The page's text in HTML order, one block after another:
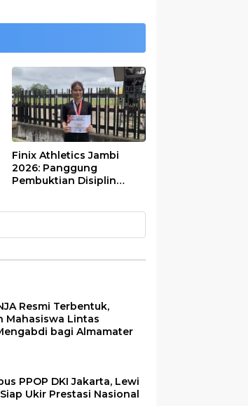
Finix Athletics Jambi
2026: Panggung
Pembuktian Disiplin
Resmi Terbentuk,
Mahasiswa Lintas
bagi Almamater
PPOP DKI Jakarta, Lewi
Ukir Prestasi Nasional